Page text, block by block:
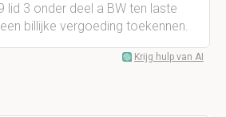
lid 3 onder deel a BW ten laste
billijke vergoeding toekennen.
Krijg hulp van AI